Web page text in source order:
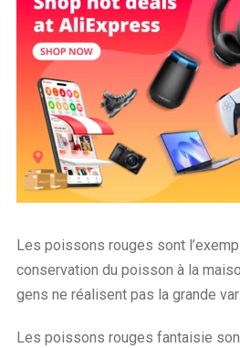
Les poissons rouges sont
conservation du poisson à la
gens ne réalisent pas la grande
Les poissons rouges fantaisie